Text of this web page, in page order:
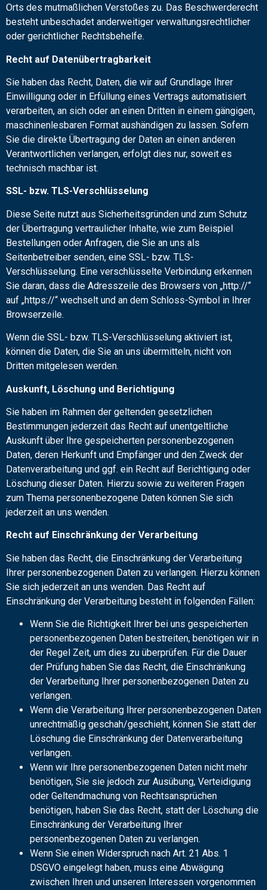
Orts des mutmaßlichen Verstoßes zu. Das Beschwerderecht
besteht unbeschadet anderweitiger verwaltungsrechtlicher
oder gerichtlicher Rechtsbehelfe.
Recht auf Daten­übertrag­barkeit
Sie haben das Recht, Daten, die wir auf Grundlage Ihrer
Einwilligung oder in Erfüllung eines Vertrags automatisiert
verarbeiten, an sich oder an einen Dritten in einem gängigen,
maschinenlesbaren Format aushändigen zu lassen. Sofern
Sie die direkte Übertragung der Daten an einen anderen
Verantwortlichen verlangen, erfolgt dies nur, soweit es
technisch machbar ist.
SSL- bzw. TLS-Verschlüsselung
Diese Seite nutzt aus Sicherheitsgründen und zum Schutz
der Übertragung vertraulicher Inhalte, wie zum Beispiel
Bestellungen oder Anfragen, die Sie an uns als
Seitenbetreiber senden, eine SSL- bzw. TLS-
Verschlüsselung. Eine verschlüsselte Verbindung erkennen
Sie daran, dass die Adresszeile des Browsers von „http://“
auf „https://“ wechselt und an dem Schloss-Symbol in Ihrer
Browserzeile.
Wenn die SSL- bzw. TLS-Verschlüsselung aktiviert ist,
können die Daten, die Sie an uns übermitteln, nicht von
Dritten mitgelesen werden.
Auskunft, Löschung und Berichtigung
Sie haben im Rahmen der geltenden gesetzlichen
Bestimmungen jederzeit das Recht auf unentgeltliche
Auskunft über Ihre gespeicherten personenbezogenen
Daten, deren Herkunft und Empfänger und den Zweck der
Datenverarbeitung und ggf. ein Recht auf Berichtigung oder
Löschung dieser Daten. Hierzu sowie zu weiteren Fragen
zum Thema personenbezogene Daten können Sie sich
jederzeit an uns wenden.
Recht auf Einschränkung der Verarbeitung
Sie haben das Recht, die Einschränkung der Verarbeitung
Ihrer personenbezogenen Daten zu verlangen. Hierzu können
Sie sich jederzeit an uns wenden. Das Recht auf
Einschränkung der Verarbeitung besteht in folgenden Fällen:
Wenn Sie die Richtigkeit Ihrer bei uns gespeicherten
personenbezogenen Daten bestreiten, benötigen wir in
der Regel Zeit, um dies zu überprüfen. Für die Dauer
der Prüfung haben Sie das Recht, die Einschränkung
der Verarbeitung Ihrer personenbezogenen Daten zu
verlangen.
Wenn die Verarbeitung Ihrer personenbezogenen Daten
unrechtmäßig geschah/geschieht, können Sie statt der
Löschung die Einschränkung der Datenverarbeitung
verlangen.
Wenn wir Ihre personenbezogenen Daten nicht mehr
benötigen, Sie sie jedoch zur Ausübung, Verteidigung
oder Geltendmachung von Rechtsansprüchen
benötigen, haben Sie das Recht, statt der Löschung die
Einschränkung der Verarbeitung Ihrer
personenbezogenen Daten zu verlangen.
Wenn Sie einen Widerspruch nach Art. 21 Abs. 1
DSGVO eingelegt haben, muss eine Abwägung
zwischen Ihren und unseren Interessen vorgenommen